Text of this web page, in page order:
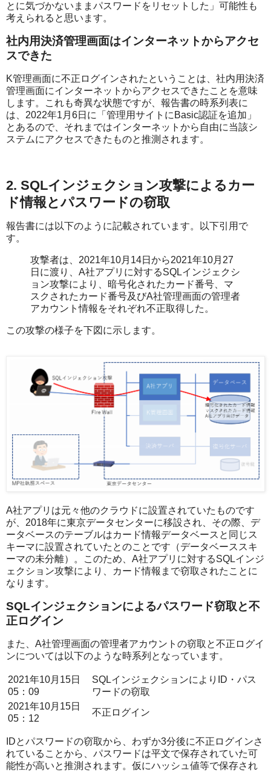
とに気づかないままパスワードをリセットした」可能性も
考えられると思います。
社内用決済管理画面はインターネットからアクセ
スできた
K管理画面に不正ログインされたということは、社内用決済
管理画面にインターネットからアクセスできたことを意味
します。これも奇異な状態ですが、報告書の時系列表に
は、2022年1月6日に「管理用サイトにBasic認証を追加」
とあるので、それまではインターネットから自由に当該シ
ステムにアクセスできたものと推測されます。
2. SQLインジェクション攻撃によるカー
ド情報とパスワードの窃取
報告書には以下のように記載されています。以下引用で
す。
攻撃者は、2021年10月14日から2021年10月27
日に渡り、A社アプリに対するSQLインジェクシ
ョン攻撃により、暗号化されたカード番号、マ
スクされたカード番号及びA社管理画面の管理者
アカウント情報をそれぞれ不正取得した。
この攻撃の様子を下図に示します。
A社アプリは元々他のクラウドに設置されていたものです
が、2018年に東京データセンターに移設され、その際、デ
ータベースのテーブルはカード情報データベースと同じス
キーマに設置されていたとのことです（データベーススキ
ーマの未分離）。このため、A社アプリに対するSQLインジ
ェクション攻撃により、カード情報まで窃取されたことに
なります。
SQLインジェクションによるパスワード窃取と不
正ログイン
また、A社管理画面の管理者アカウントの窃取と不正ログイ
ンについては以下のような時系列となっています。
2021年10月15日
05：09
SQLインジェクションによりID・パス
ワードの窃取
2021年10月15日
05：12
不正ログイン
IDとパスワードの窃取から、わずか3分後に不正ログインさ
れていることから、パスワードは平文で保存されていた可
能性が高いと推測されます。仮にハッシュ値等で保存され